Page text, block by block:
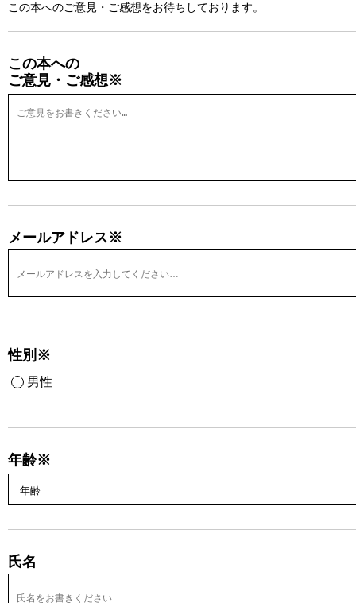
この本へのご意見・ご感想をお待ちしております。
この本への
ご意見・ご感想※
メールアドレス※
性別※
男性
年齢※
氏名